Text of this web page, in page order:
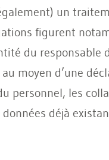
un
figurent
du responsable
moyen d’une
personnel, les
déjà